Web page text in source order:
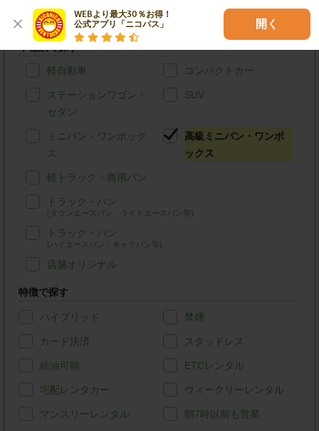
WEBより最大30％お得！
公式アプリ「ニコパス」
開く
仙台市太白区のニコニコレンタカーを条件検索
軽自動車 コンパクトカー
ステーションワゴン・
セダン
SUV
ミニバン・ワンボック
ス
高級ミニバン・ワンボ
ックス
軽トラック・商用バン
トラック・バン
(タウンエースバン、ライトエースバン等)
トラック・バン
(ハイエースバン・キャラバン等)
店舗オリジナル
特徴で探す
ハイブリッド 禁煙
カード決済 スタッドレス
給油可能 ETCレンタル
宅配レンタカー ウィークリーレンタル
マンスリーレンタル 朝7時以前も営業